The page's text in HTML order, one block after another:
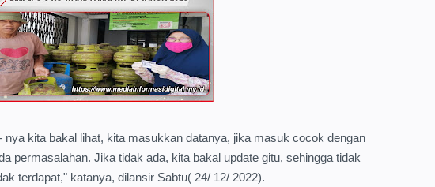
kita bakal lihat, kita masukkan datanya, jika masuk cocok dengan
permasalahan. Jika tidak ada, kita bakal update gitu, sehingga tidak
terdapat," katanya, dilansir Sabtu( 24/ 12/ 2022).